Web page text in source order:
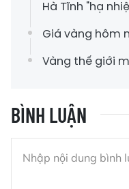
Hà Tĩnh "hạ
Giá vàng hôm
Vàng thế giới
BÌNH LUẬN